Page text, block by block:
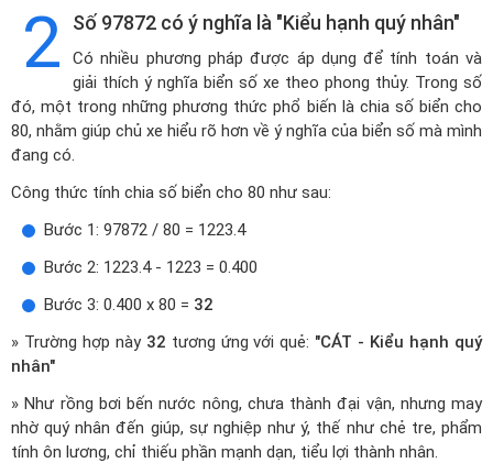
2 Số 97872 có ý nghĩa là "Kiểu hạnh quý nhân"
Có nhiều phương pháp được áp dụng để tính toán và
giải thích ý nghĩa biển số xe theo phong thủy. Trong số
đó, một trong những phương thức phổ biến là chia số biển cho
80, nhằm giúp chủ xe hiểu rõ hơn về ý nghĩa của biển số mà mình
đang có.
Công thức tính chia số biển cho 80 như sau:
Bước 1: 97872 / 80 = 1223.4
Bước 2: 1223.4 - 1223 = 0.400
Bước 3: 0.400 x 80 = 32
» Trường hợp này 32 tương ứng với quẻ: "CÁT - Kiểu hạnh quý
nhân"
» Như rồng bơi bến nước nông, chưa thành đại vận, nhưng may
nhờ quý nhân đến giúp, sự nghiệp như ý, thế như chẻ tre, phẩm
tính ôn lương, chỉ thiếu phần mạnh dạn, tiểu lợi thành nhân.